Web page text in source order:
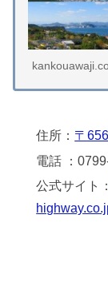
住所： 〒
電話 ：
公式サイト：